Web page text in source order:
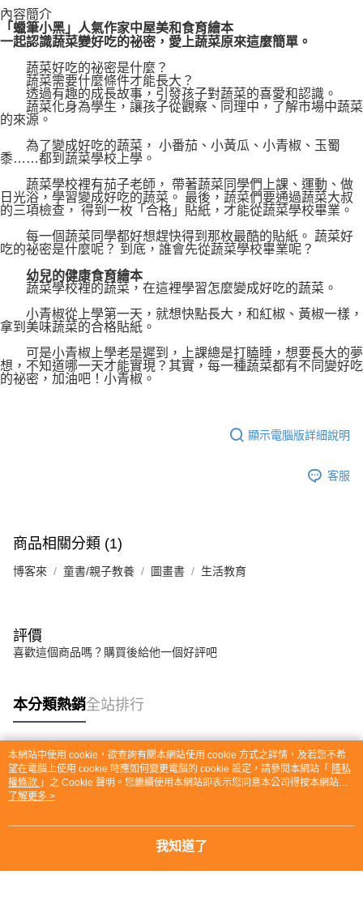
博客來商品配送方式
每筆NT$80，滿NT$1,000(含以上)免運費
內容簡介
「蠟筆小黑」人氣作家中屋美和食育繪本
一起認識蔬菜變好吃的祕密，愛上蔬菜原來這麼簡單。
蔬菜好吃的祕密是什麼？
蔬菜需要什麼條件才能長大？
透過有趣的成長故事，引發孩子對蔬菜的喜愛和認識。
蔬菜化身為學生，讓孩子從觀察、同理中，了解市場中蔬菜
的來源。
為了變成好吃的蔬菜， 小番茄、小黃瓜、小青椒、玉蜀
黍……都到蔬菜學校上學。
蔬菜學校裡有茄子老師， 帶著蔬菜同學們上課、運動、做
日光浴，學習變成好吃的蔬菜。 最後，蔬菜們要通過蔬菜大叔
的三項檢查， 得到一枚「合格」貼紙，才能從蔬菜學校畢業。
每一個蔬菜同學都好想趕快得到那枚最酷的貼紙。 蔬菜好
吃的祕密是什麼呢？ 到底，誰會先從蔬菜學校畢業呢？
幼兒的健康食育繪本
蔬菜學校裡的蔬菜，在這裡學習怎麼變成好吃的蔬菜。
小青椒從上學第一天，就想快點長大，和紅椒、黃椒一樣，
拿到美味蔬菜的合格貼紙。
可是小青椒上學老是遲到，上課總是打瞌睡，想要長大的夢
想，不知道哪一天才能實現？其實，每一種蔬菜都有不同變好吃
的祕密，加油吧！小青椒。
顯示電腦版詳細說明
客服
商品相關分類 (1)
博客來 童書/親子教養 圖畫書 生活教育
評價
喜歡這個商品嗎？購買後給他一個好評吧
本分類熱銷全站排行
熱門標籤
本網站中使用 cookie，欲查詢有關本網站使用 cookie 方式之詳情，及若您不希
望在電腦上使用 cookie 時應如何變更電腦的 cookie 設定，請參閱本網站「 隱私
權條款 」之 Cookie 聲明。您繼續使用本網站即表示您同意本公司得按本網站使
用條款之 Cookie 聲明使用 cookie。
了解更多 >
我知道了